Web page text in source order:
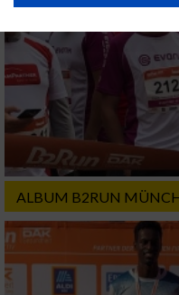
ALBUM B2RUN
Website/App.
Partnerliste anzeigen (1
Wir nutzen Ihre Daten für
IAB-Verarbeitungszwecke:
Speichern von oder
auf einem Endgerät
Verwendung reduzierter
von Werbeanzeigen
Erstellung von Profilen
Werbung